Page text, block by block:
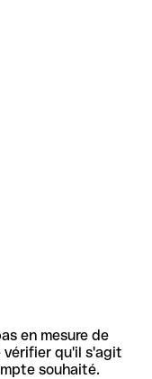
en mesure de
qu'il s'agit
souhaité.